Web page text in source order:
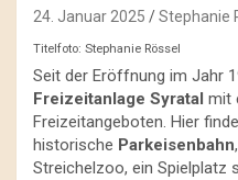
24. Januar 2025 Stephanie
Titelfoto: Stephanie Rössel
Seit der Eröffnung im Jahr
Freizeitanlage Syratal mit
Freizeitangeboten. Hier
historische Parkeisenbahn
Streichelzoo, ein Spielplatz